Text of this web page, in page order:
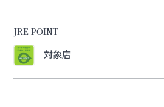
JRE POINT
対象店